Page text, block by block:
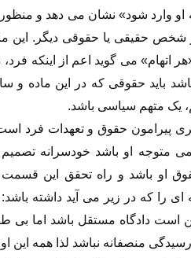
او وارد شود» نشان می دهد و
حقیقی یا حقوقی دیگر. این
اتهام» می گوید اعم از اینکه
باید حقوقی که در این ماده و
یک متهم سیاسی باشد.
پیرامون حقوق و تعهدات فرد
متوجه او باشد خودسرانه
او باشد و راه تحقق این قسمت
ای را که در زیر می آید داشته
است دادگاه مستقل باشد اما بی
منصفانه نباشد لذا همه این